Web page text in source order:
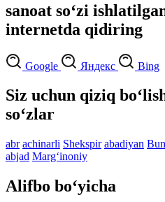
sanoat so‘zi
internetda qidiring
Google Яндекс Bing
Siz uchun qiziq
so‘zlar
abr achinarli Shekspir abadiyan
abjad Marg‘inoniy
Alifbo bo‘yicha